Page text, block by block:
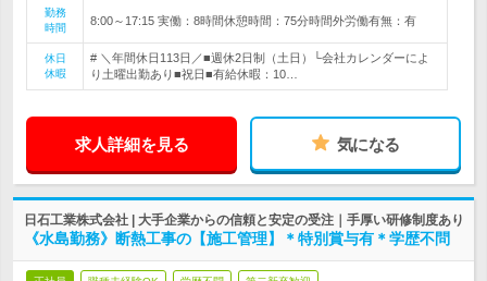
勤務
時間
8:00～17:15 実働：8時間休憩時間：75分時間外労働有無：有
休日
休暇
# ＼年間休日113日／■週休2日制（土日）└会社カレンダーによ
り土曜出勤あり■祝日■有給休暇：10…
求人詳細を見る 気になる
日石工業株式会社 | 大手企業からの信頼と安定の受注｜手厚い研修制度あり
《水島勤務》断熱工事の【施工管理】＊特別賞与有＊学歴不問